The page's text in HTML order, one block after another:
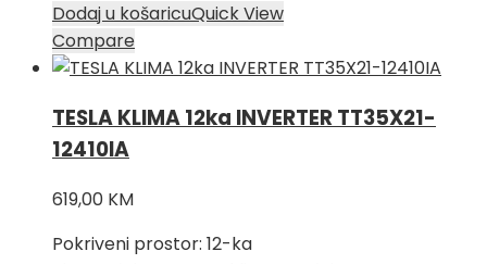
Dodaj u košaricuQuick View
Compare
TESLA KLIMA 12ka INVERTER TT35X21-
12410IA
619,00 KM
Pokriveni prostor: 12-ka